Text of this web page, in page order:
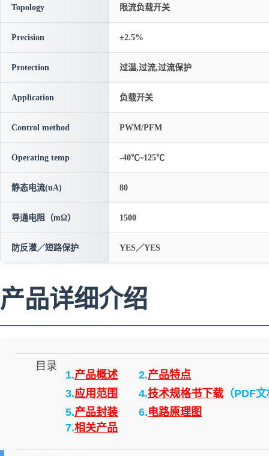
Topology 限流负载开关
Precision ±2.5%
Protection 过温,过流,过流保护
Application 负载开关
Control method PWM/PFM
Operating temp -40℃~125℃
静态电流(uA) 80
导通电阻（mΩ） 1500
防反灌／短路保护 YES／YES
产品详细介绍
目录
1.产品概述 2.产品特点
3.应用范围 4.技术规格书下载 （PDF
5.产品封装 6.电路原理图
7.相关产品